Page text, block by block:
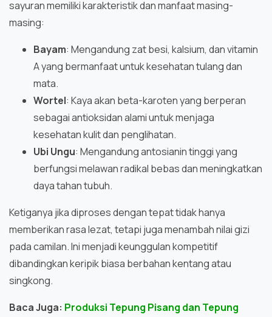
sayuran memiliki karakteristik dan manfaat masing-
masing:
Bayam: Mengandung zat besi, kalsium, dan vitamin
A yang bermanfaat untuk kesehatan tulang dan
mata.
Wortel: Kaya akan beta-karoten yang berperan
sebagai antioksidan alami untuk menjaga
kesehatan kulit dan penglihatan.
Ubi Ungu: Mengandung antosianin tinggi yang
berfungsi melawan radikal bebas dan meningkatkan
daya tahan tubuh.
Ketiganya jika diproses dengan tepat tidak hanya
memberikan rasa lezat, tetapi juga menambah nilai gizi
pada camilan. Ini menjadi keunggulan kompetitif
dibandingkan keripik biasa berbahan kentang atau
singkong.
Baca Juga: Produksi Tepung Pisang dan Tepung